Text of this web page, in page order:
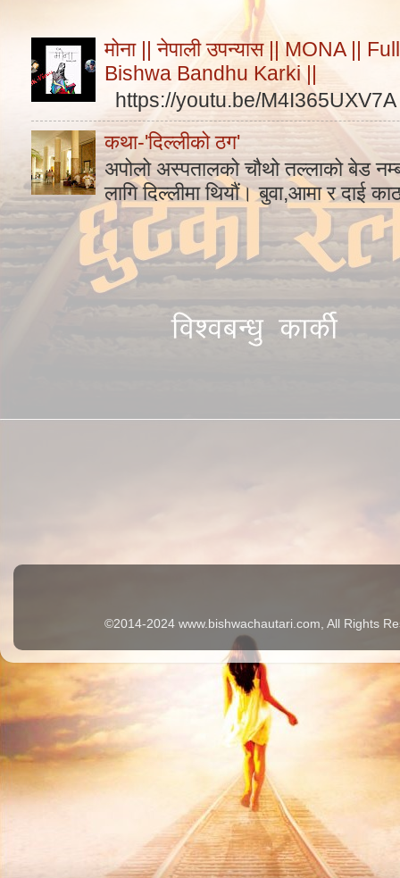
मोना || नेपाली उपन्यास || MONA ||
Bishwa Bandhu Karki ||
https://youtu.be/M4I365UXV7A
कथा-'दिल्लीको ठग'
अपोलो अस्पतालको चौथो तल्लाको बेड
लागि दिल्लीमा थियौं। बुवा,आमा र दाई
©2014-2024 www.bishwachautari.com, All Rights